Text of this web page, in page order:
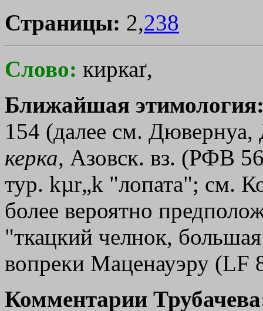
Страницы: 2,238
Слово: киркаґ,
Ближайшая
154 (далее см. Дювернуа,
керка, Азовск. вз. (РФВ
тур. kµr„k "лопата"; см.
более вероятно
"ткацкий челнок,
вопреки Маценауэру (LF
Комментарии